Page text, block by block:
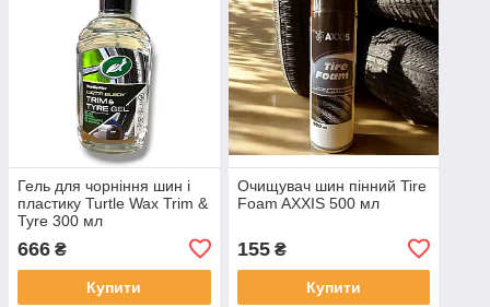
Гель для чорніння шин і
пластику Turtle Wax Trim &
Tyre 300 мл
666 ₴
Купити
Очищувач шин пінний Tire
Foam AXXIS 500 мл
155₴
Купити